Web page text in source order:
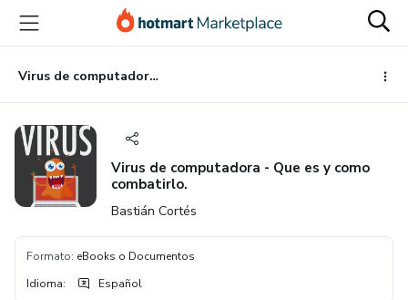
principal
página
de
página
Virus de computadora - Que es y como combatirlo.
Virus de computadora - Que es y como
combatirlo.
Bastián Cortés
Formato: eBooks o Documentos
Idioma: Español